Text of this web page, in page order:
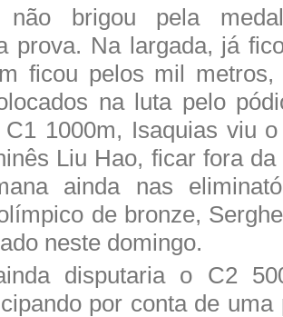
não brigou pela
prova. Na largada, já
ficou pelos mil
na luta pelo
1000m, Isaquias viu
Liu Hao, ficar fora
ainda nas
de bronze,
neste domingo.
disputaria o C2
por conta de uma